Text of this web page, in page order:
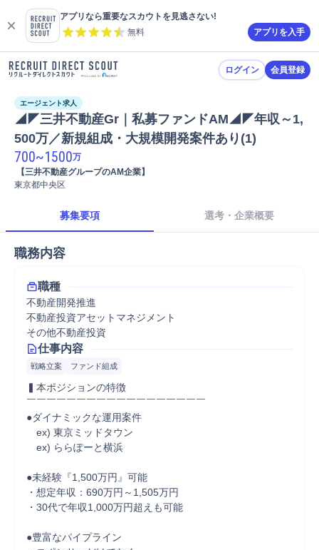
アプリなら重要なスカウトを見逃さない!
無料
アプリを入手
ログイン 会員登録
エージェント求人
◢◤三井不動産Gr｜私募ファンドAM◢◤年収～1,
500万／新規組成・大規模開発案件あり(1)
700~1500万
【三井不動産グループのAM企業】
東京都中央区
募集要項 選考・企業概要
職務内容
職種
不動産開発推進
不動産投資アセットマネジメント
その他不動産投資
仕事内容
戦略立案 ファンド組成
▍本ポジションの特徴
￣￣￣￣￣￣￣￣￣￣￣￣￣￣￣￣￣￣
●ダイナミックな運用案件
ex) 東京ミッドタウン
ex) ららぽーと横浜
●未経験『1,500万円』可能
・想定年収：690万円～1,505万円
・30代で年収1,000万円超えも可能
●豊富なパイプライン